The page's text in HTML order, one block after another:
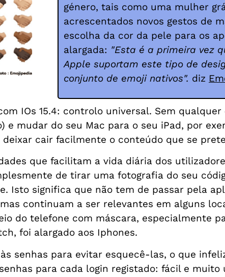
género, tais como uma mulher
acrescentados novos gestos de
escolha da cor da pele para os
alargada: "Esta é a primeira vez
Apple suportam este tipo de
conjunto de emoji nativos". diz
IOs 15.4: controlo universal. Sem qualquer
mudar do seu Mac para o seu iPad, por
cair facilmente o conteúdo que se
que facilitam a vida diária dos
de tirar uma fotografia do seu
Isto significa que não tem de passar pela
continuam a ser relevantes em alguns
do telefone com máscara, especialmente
foi alargado aos Iphones.
senhas para evitar esquecê-las, o que
para cada login registado: fácil e muito